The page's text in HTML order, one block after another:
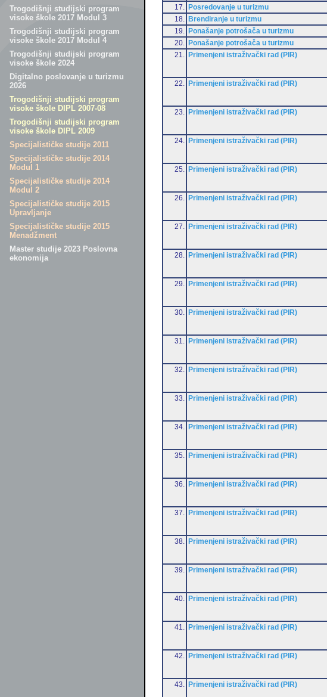
Trogodišnji studijski program
visoke škole 2017 Modul 3
Trogodišnji studijski program
visoke škole 2017 Modul 4
Trogodišnji studijski program
visoke škole 2024
Digitalno poslovanje u turizmu
2026
Trogodišnji studijski program
visoke škole DIPL 2007-08
Trogodišnji studijski program
visoke škole DIPL 2009
Specijalističke studije 2011
Specijalističke studije 2014
Modul 1
Specijalističke studije 2014
Modul 2
Specijalističke studije 2015
Upravljanje
Specijalističke studije 2015
Menadžment
Master studije 2023 Poslovna
ekonomija
17.
Posredovanje u turizmu
18.
Brendiranje u turizmu
19.
Ponašanje potrošača u turizmu
20.
Ponašanje potrošača u turizmu
21.
Primenjeni istraživački rad (PIR)
22. Primenjeni istraživački rad (PIR)
23. Primenjeni istraživački rad (PIR)
24. Primenjeni istraživački rad (PIR)
25. Primenjeni istraživački rad (PIR)
26. Primenjeni istraživački rad (PIR)
27. Primenjeni istraživački rad (PIR)
28. Primenjeni istraživački rad (PIR)
29. Primenjeni istraživački rad (PIR)
30. Primenjeni istraživački rad (PIR)
31. Primenjeni istraživački rad (PIR)
32. Primenjeni istraživački rad (PIR)
33. Primenjeni istraživački rad (PIR)
34. Primenjeni istraživački rad (PIR)
35. Primenjeni istraživački rad (PIR)
36. Primenjeni istraživački rad (PIR)
37. Primenjeni istraživački rad (PIR)
38. Primenjeni istraživački rad (PIR)
39. Primenjeni istraživački rad (PIR)
40. Primenjeni istraživački rad (PIR)
41. Primenjeni istraživački rad (PIR)
42. Primenjeni istraživački rad (PIR)
43. Primenjeni istraživački rad (PIR)